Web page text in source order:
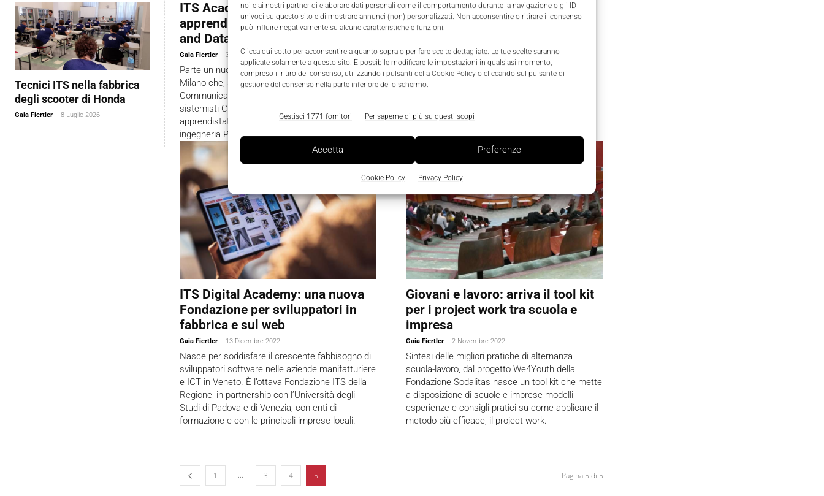
noi e ai nostri partner di elaborare dati personali come il comportamento durante la navigazione o gli ID
univoci su questo sito e di mostrare annunci (non) personalizzati. Non acconsentire o ritirare il consenso
può influire negativamente su alcune caratteristiche e funzioni.
Clicca qui sotto per acconsentire a quanto sopra o per fare scelte dettagliate. Le tue scelte saranno
applicate solamente a questo sito. È possibile modificare le impostazioni in qualsiasi momento,
compreso il ritiro del consenso, utilizzando i pulsanti della Cookie Policy o cliccando sul pulsante di
gestione del consenso nella parte inferiore dello schermo.
Gestisci 1771 fornitori Per saperne di più su questi scopi
Accetta Preferenze
Cookie Policy Privacy Policy
Tecnici ITS nella fabbrica
degli scooter di Honda
Gaia Fiertler - 8 Luglio 2026
ITS Academy Rizzoli:
apprendistato duale per il Cloud
and Data Security Specialist
Gaia Fiertler - 3 Febbraio 2023
Parte un nuovo percorso duale all’ITS Rizzoli di
Milano che, specializzato in Information and
Communication Technology, formerà cinque
sistemisti Cloud e Security assunti in
apprendistato di terzo livello dalla società di
ingegneria Project Automation.
Formazione: la Rete ITS
Lombardia lancia un corso per
Gaia Fiertler - 19 Gennaio 2023
Il corso è rivolto agli insegnanti di licei, scuole
professionali e istituti tecnici lombardi, per
rispondano ai fabbisogni delle imprese.
ITS Digital Academy: una nuova
Fondazione per sviluppatori in
fabbrica e sul web
Gaia Fiertler - 13 Dicembre 2022
Nasce per soddisfare il crescente fabbisogno di
sviluppatori software nelle aziende manifatturiere
e ICT in Veneto. È l’ottava Fondazione ITS della
Regione, in partnership con l’Università degli
Studi di Padova e di Venezia, con enti di
formazione e con le principali imprese locali.
Giovani e lavoro: arriva il tool kit
per i project work tra scuola e
impresa
Gaia Fiertler - 2 Novembre 2022
Sintesi delle migliori pratiche di alternanza
scuola-lavoro, dal progetto We4Youth della
Fondazione Sodalitas nasce un tool kit che mette
a disposizione di scuole e imprese modelli,
esperienze e consigli pratici su come applicare il
metodo più efficace, il project work.
1 ... 3 4 5 Pagina 5 di 5